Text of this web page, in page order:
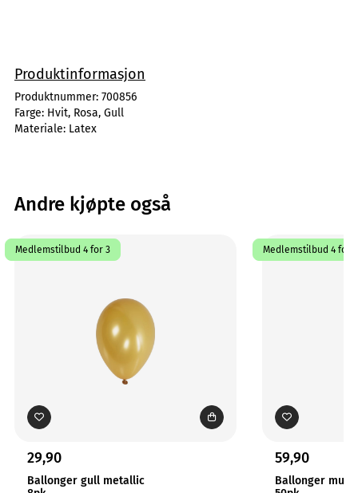
Produktinformasjon
Produktnummer: 700856
Farge: Hvit, Rosa, Gull
Materiale: Latex
Andre kjøpte også
Medlemstilbud 4 for 3
29,90
Ballonger gull metallic
Medlemstilbud 4 for 3
59,90
Ballonger